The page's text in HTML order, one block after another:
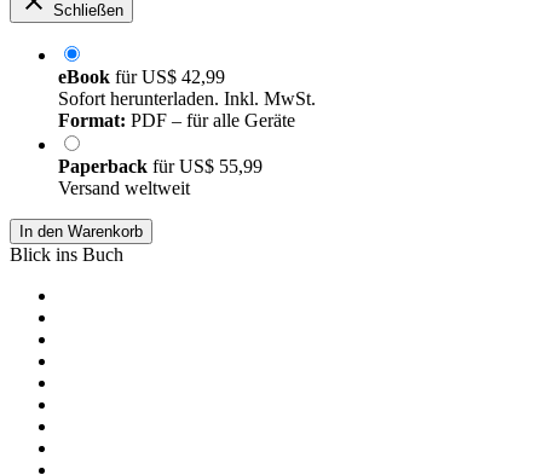
Schließen
eBook fürUS$ 42,99
Sofort herunterladen. Inkl. MwSt.
Format: PDF – für alle Geräte
Paperback fürUS$ 55,99
Versand weltweit
In den Warenkorb
Blick ins Buch